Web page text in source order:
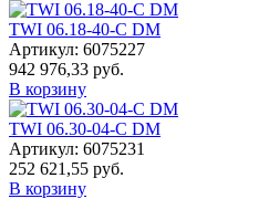
TWI 06.18-40-C DM
Артикул: 6075227
942 976,33 руб.
В корзину
TWI 06.30-04-C DM
Артикул: 6075231
252 621,55 руб.
В корзину